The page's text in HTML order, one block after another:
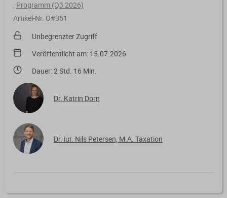
Bücher / Broschüren
Digitale Anwendungen
Digitale Tools zur Unterstützung von
Kanzlei und Mandanten.
Merkblatt-Datenbank
FormularPilot
Kanzleischulungen
mit Schaubildern und Testfragen.
Geldwäscheprävention
KI-Nutzung
Datenschutz
IT-Sicherheit
Verfahrensrecht / Abgabenordnung
Kanzleiorganisation
Arbeitsvereinbarungen
Mandatsvereinbarungen
Gebührenrecht
Praxisvereinbarungen
Programm (Q3 2026)
Artikel-Nr. O#361
Unbegrenzter Zugriff
Veröffentlicht am: 15.07.2026
Dauer: 2 Std. 16 Min.
Dr. Katrin Dorn
Dr. iur. Nils Petersen, M.A. Taxation